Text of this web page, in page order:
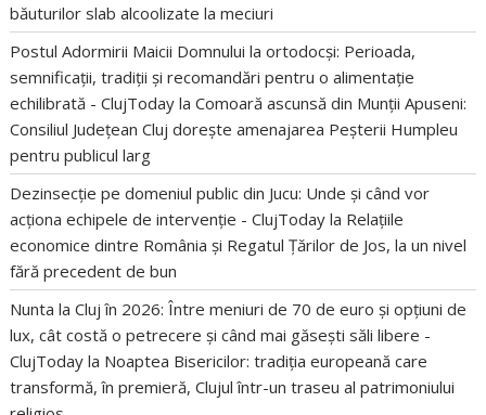
băuturilor slab alcoolizate la meciuri
Postul Adormirii Maicii Domnului la ortodocși: Perioada,
semnificații, tradiții și recomandări pentru o alimentație
echilibrată - ClujToday laComoară ascunsă din Munții Apuseni:
Consiliul Județean Cluj dorește amenajarea Peșterii Humpleu
pentru publicul larg
Dezinsecție pe domeniul public din Jucu: Unde și când vor
acționa echipele de intervenție - ClujToday la Relațiile
economice dintre România și Regatul Țărilor de Jos, la un nivel
fără precedent de bun
Nunta la Cluj în 2026: Între meniuri de 70 de euro și opțiuni de
lux, cât costă o petrecere și când mai găsești săli libere -
ClujToday la Noaptea Bisericilor: tradiția europeană care
transformă, în premieră, Clujul într-un traseu al patrimoniului